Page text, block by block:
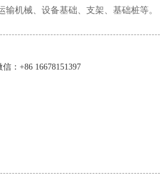
机械、设备基础、支架、基础桩等。
信：+86 16678151397